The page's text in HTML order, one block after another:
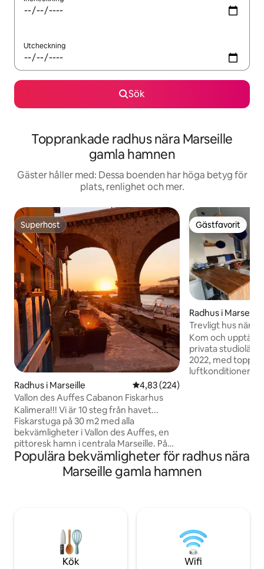
Utcheckning
Sök
Topprankade radhus nära Marseille
gamla hamnen
Gäster håller med: Dessa boenden har höga betyg för
plats, renlighet och mer.
Superhost
Superhost
Radhus i Marseille 4,83 av 5 i genomsnittligt
4,83 (224)
Vallon des Auffes Cabanon Fiskarhus
Kalimera!!! Vi är 10 steg från havet...
Fiskarstuga på 30 m2 med alla
bekvämligheter i Vallon des Auffes, en
pittoresk hamn i centrala Marseille. På
bottenvåningen finns ett kök som är
öppet mot vardagsrummet, matrum,
bäddsoffa för 1 person, badrum. På
solningsplats med utsikt. Vi vill klargöra
att det här är en riktig fritidsbostad och
inte en hyresinvestering.
Gästfavorit
Gästfavorit
Radhus i Marseille
Trevligt hus nära
trädgård
Kom och upptäck
privata
2022, med
lämpligt för
Boka nu för en
Populära bekvämligheter för radhus nära
Marseille gamla hamnen
Kök Wifi